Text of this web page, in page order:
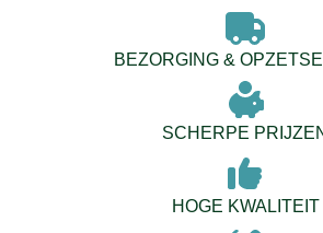
BEZORGING &
SCHERPE
HOGE KWALITEIT